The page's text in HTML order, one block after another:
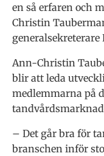
en så erfaren och
Christin
generalsekreterare
Ann-Christin
blir att leda
medlemmarna på
– Det går bra för
branschen inför